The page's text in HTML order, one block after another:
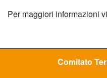
Per maggiori informazioni
Comitato